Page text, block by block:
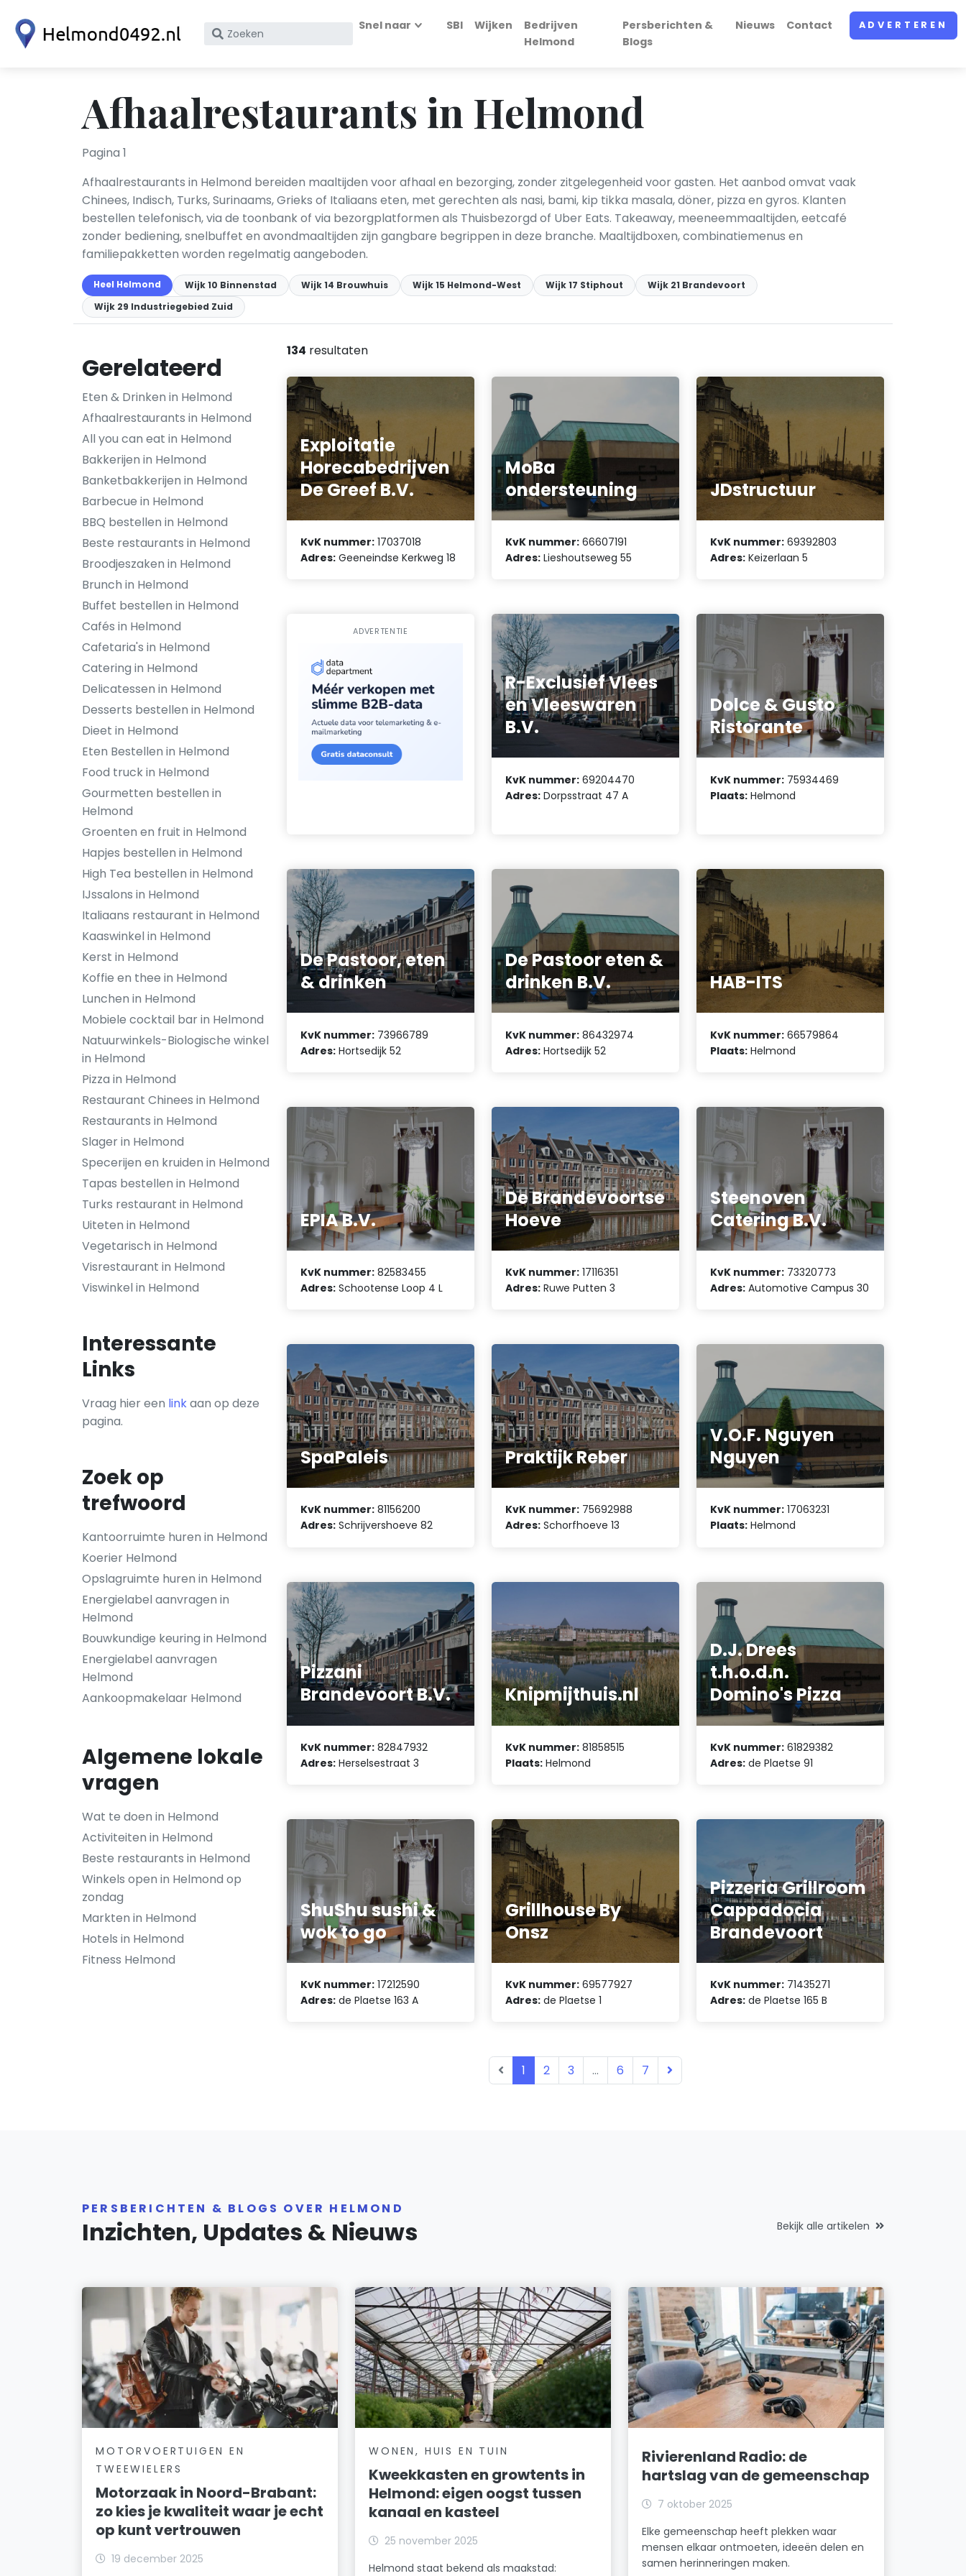
Zoek
KvK
nummer
Snel naar SBI Wijken
Bedrijven
Helmond
Persberichten &
Blogs
Nieuws Contact ADVERTEREN
Afhaalrestaurants in Helmond
Pagina 1
Afhaalrestaurants in Helmond bereiden maaltijden voor afhaal en bezorging, zonder zitgelegenheid voor gasten. Het aanbod omvat vaak
Chinees, Indisch, Turks, Surinaams, Grieks of Italiaans eten, met gerechten als nasi, bami, kip tikka masala, döner, pizza en gyros. Klanten
bestellen telefonisch, via de toonbank of via bezorgplatformen als Thuisbezorgd of Uber Eats. Takeaway, meeneem­maaltijden, eetcafé
zonder bediening, snelbuffet en avondmaaltijden zijn gangbare begrippen in deze branche. Maaltijdboxen, combinatiemenus en
familiepakketten worden regelmatig aangeboden.
Heel Helmond Wijk 10 Binnenstad Wijk 14 Brouwhuis Wijk 15 Helmond-West Wijk 17 Stiphout
Wijk 21 Brandevoort
Wijk 29 Industriegebied Zuid
Gerelateerd
Eten & Drinken in Helmond
Afhaalrestaurants in Helmond
All you can eat in Helmond
Bakkerijen in Helmond
Banketbakkerijen in Helmond
Barbecue in Helmond
BBQ bestellen in Helmond
Beste restaurants in Helmond
Broodjeszaken in Helmond
Brunch in Helmond
Buffet bestellen in Helmond
Cafés in Helmond
Cafetaria's in Helmond
Catering in Helmond
Delicatessen in Helmond
Desserts bestellen in Helmond
Dieet in Helmond
Eten Bestellen in Helmond
Food truck in Helmond
Gourmetten bestellen in
Helmond
Groenten en fruit in Helmond
Hapjes bestellen in Helmond
High Tea bestellen in Helmond
IJssalons in Helmond
Italiaans restaurant in Helmond
Kaaswinkel in Helmond
Kerst in Helmond
Koffie en thee in Helmond
Lunchen in Helmond
Mobiele cocktail bar in Helmond
Natuurwinkels-Biologische winkel
in Helmond
Pizza in Helmond
Restaurant Chinees in Helmond
Restaurants in Helmond
Slager in Helmond
Specerijen en kruiden in Helmond
Tapas bestellen in Helmond
Turks restaurant in Helmond
Uiteten in Helmond
Vegetarisch in Helmond
Visrestaurant in Helmond
Viswinkel in Helmond
Interessante
Links
Vraag hier een linkaan op deze
pagina.
Zoek op
trefwoord
Kantoorruimte huren in Helmond
Koerier Helmond
Opslagruimte huren in Helmond
Energielabel aanvragen in
Helmond
Bouwkundige keuring in Helmond
Energielabel aanvragen
Helmond
Aankoopmakelaar Helmond
Algemene lokale
vragen
Wat te doen in Helmond
Activiteiten in Helmond
Beste restaurants in Helmond
Winkels open in Helmond op
zondag
Markten in Helmond
Hotels in Helmond
Fitness Helmond
134 resultaten
Exploitatie
Horecabedrijven
De Greef B.V.
KvK nummer: 17037018
Adres: Geeneindse Kerkweg 18
MoBa
ondersteuning
KvK nummer: 66607191
Adres: Lieshoutseweg 55
JDstructuur
KvK nummer: 69392803
Adres: Keizerlaan 5
ADVERTENTIE
R-Exclusief Vlees
en Vleeswaren
B.V.
KvK nummer: 69204470
Adres: Dorpsstraat 47 A
Dolce & Gusto
Ristorante
KvK nummer: 75934469
Plaats: Helmond
De Pastoor, eten
& drinken
KvK nummer: 73966789
Adres: Hortsedijk 52
De Pastoor eten &
drinken B.V.
KvK nummer: 86432974
Adres: Hortsedijk 52
HAB-ITS
KvK nummer: 66579864
Plaats: Helmond
EPIA B.V.
KvK nummer: 82583455
Adres: Schootense Loop 4 L
De Brandevoortse
Hoeve
KvK nummer: 17116351
Adres: Ruwe Putten 3
Steenoven
Catering B.V.
KvK nummer: 73320773
Adres: Automotive Campus 30
SpaPaleis
KvK nummer: 81156200
Adres: Schrijvershoeve 82
Praktijk Reber
KvK nummer: 75692988
Adres: Schorfhoeve 13
V.O.F. Nguyen
Nguyen
KvK nummer: 17063231
Plaats: Helmond
Pizzani
Brandevoort B.V.
KvK nummer: 82847932
Adres: Herselsestraat 3
Knipmijthuis.nl
KvK nummer: 81858515
Plaats: Helmond
D.J. Drees
t.h.o.d.n.
Domino's Pizza
KvK nummer: 61829382
Adres: de Plaetse 91
ShuShu sushi &
wok to go
KvK nummer: 17212590
Adres: de Plaetse 163 A
Grillhouse By
Onsz
KvK nummer: 69577927
Adres: de Plaetse 1
Pizzeria Grillroom
Cappadocia
Brandevoort
KvK nummer: 71435271
Adres: de Plaetse 165 B
1 2 3 ... 6 7
PERSBERICHTEN & BLOGS OVER HELMOND
Inzichten, Updates & Nieuws Bekijk alle artikelen
MOTORVOERTUIGEN EN
TWEEWIELERS
Motorzaak in Noord-Brabant:
zo kies je kwaliteit waar je echt
op kunt vertrouwen
19 december 2025
WONEN, HUIS EN TUIN
Kweekkasten en growtents in
Helmond: eigen oogst tussen
kanaal en kasteel
25 november 2025
Helmond staat bekend als maakstad:
Rivierenland Radio: de
hartslag van de gemeenschap
7 oktober 2025
Elke gemeenschap heeft plekken waar
mensen elkaar ontmoeten, ideeën delen en
samen herinneringen maken.